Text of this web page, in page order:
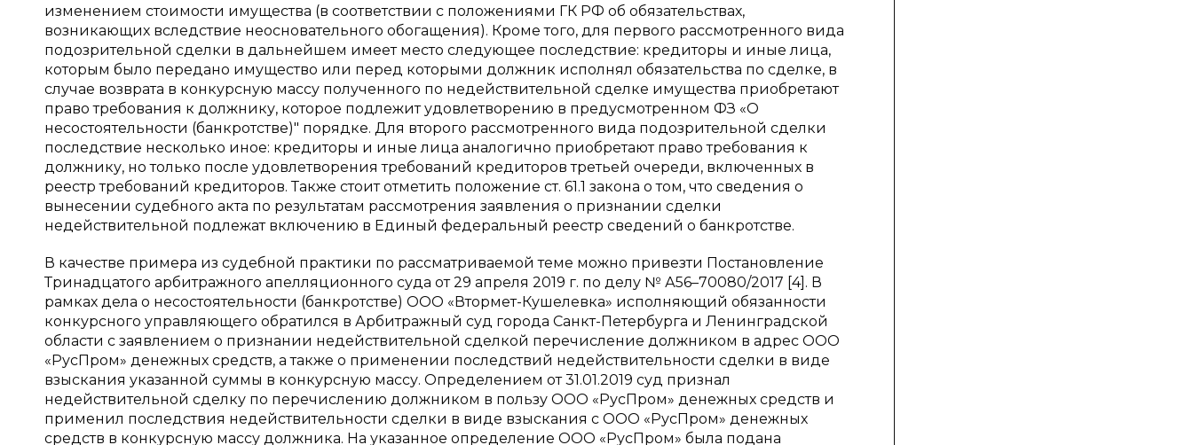
изменением стоимости имущества (в соответствии с положениями ГК РФ об обязательствах,
возникающих вследствие неосновательного обогащения). Кроме того, для первого рассмотренного вида
подозрительной сделки в дальнейшем имеет место следующее последствие: кредиторы и иные лица,
которым было передано имущество или перед которыми должник исполнял обязательства по сделке, в
случае возврата в конкурсную массу полученного по недействительной сделке имущества приобретают
право требования к должнику, которое подлежит удовлетворению в предусмотренном ФЗ «О
несостоятельности (банкротстве)" порядке. Для второго рассмотренного вида подозрительной сделки
последствие несколько иное: кредиторы и иные лица аналогично приобретают право требования к
должнику, но только после удовлетворения требований кредиторов третьей очереди, включенных в
реестр требований кредиторов. Также стоит отметить положение ст. 61.1 закона о том, что сведения о
вынесении судебного акта по результатам рассмотрения заявления о признании сделки
недействительной подлежат включению в Единый федеральный реестр сведений о банкротстве.
В качестве примера из судебной практики по рассматриваемой теме можно привезти Постановление
Тринадцатого арбитражного апелляционного суда от 29 апреля 2019 г. по делу № А56–70080/2017 [4]. В
рамках дела о несостоятельности (банкротстве) ООО «Втормет-Кушелевка» исполняющий обязанности
конкурсного управляющего обратился в Арбитражный суд города Санкт-Петербурга и Ленинградской
области с заявлением о признании недействительной сделкой перечисление должником в адрес ООО
«РусПром» денежных средств, а также о применении последствий недействительности сделки в виде
взыскания указанной суммы в конкурсную массу. Определением от 31.01.2019 суд признал
недействительной сделку по перечислению должником в пользу ООО «РусПром» денежных средств и
применил последствия недействительности сделки в виде взыскания с ООО «РусПром» денежных
средств в конкурсную массу должника. На указанное определение ООО «РусПром» была подана